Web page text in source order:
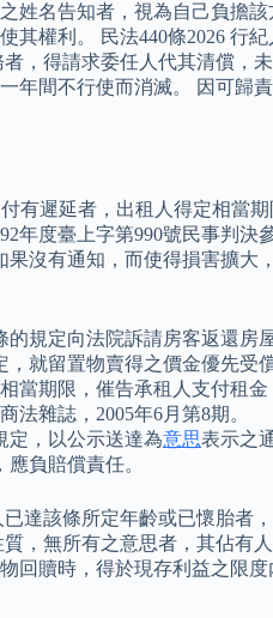
名告知者，視為自己負擔
權利。 民法440條2026 行
，得請求委任人代其清償，
間不行使而消滅。 因可歸
遲延者，出租人得定相當
年度臺上字第990號民事判
沒有通知，而使得損害擴
規定向法院訴請房客返還房
就留置物賣得之價金優先受
期限，催告承租人支付租
雜誌，2005年6月第8期。
定，以公示送達為意思表示之
負賠償責任。
達該條所定年齡或已懷胎者
，無所有之意思者，其佔有
贖時，得於現存利益之限